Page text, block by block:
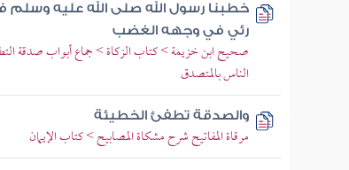
خطبنا رسول الله صلى الله عليه
رئي في وجهه الغضب
صحيح ابن خزيمة > كتاب الزكاة > جماع أبواب صدقة
الناس بالمتصدق
والصدقة تطفئ الخطيئة
مرقاة المفاتيح شرح مشكاة المصابيح > كتاب الإيمان